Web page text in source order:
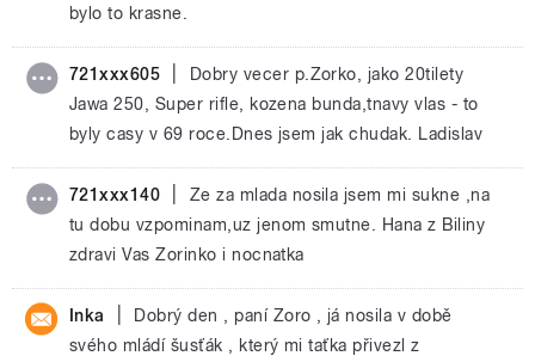
bylo to krasne.
721xxx605
Dobry vecer p.Zorko, jako 20tilety
Jawa 250, Super rifle, kozena bunda,tnavy vlas - to
byly casy v 69 roce.Dnes jsem jak chudak. Ladislav
721xxx140
Ze za mlada nosila jsem mi sukne ,na
tu dobu vzpominam,uz jenom smutne. Hana z Biliny
zdravi Vas Zorinko i nocnatka
Inka
Dobrý den , paní Zoro , já nosila v době
svého mládí šusťák , který mi taťka přivezl z